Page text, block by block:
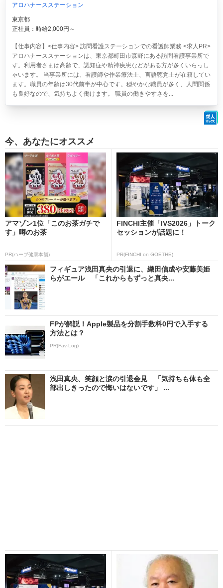
アロハナースステーション
東京都
正社員：時給2,000円～
【仕事内容】<仕事内容> 訪問看護ステーションでの看護師業務 <求人PR>
アロハナースステーションは、東京都町田市森野にある訪問看護事業所で
す。利用者さまは高齢で、認知症や精神疾患などがある方が多くいらっし
ゃいます。 当事業所には、看護師や作業療法士、言語聴覚士が在籍してい
ます。職員の年齢は30代前半が中心です。穏やかな職員が多く、人間関係
も良好なので、気持ちよく働けます。 職員の働きやすさを...
今、あなたにオススメ
アマゾン1位「このお茶ガチで
す」噂のお茶
PR(ハーブ健康本舗)
FINCHI主催「IVS2026」トーク
セッションが話題に！
PR(FINCHI on GOETHE)
フィギュア浅田真央の引退に、織田信成や安藤美姫
らがエール 「これからもずっと真央...
FPが解説！Apple製品を分割手数料0円で入手する
方法とは？
PR(Fav-Log)
浅田真央、笑顔と涙の引退会見 「気持ちも体も全
部出しきったので悔いはないです」 ...